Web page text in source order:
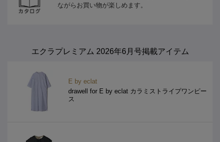
ながらお買い物が楽しめます。
エクラプレミアム 2026年6月号掲載アイテム
E by eclat
drawell for E by eclat カラミストライプワンピー
ス